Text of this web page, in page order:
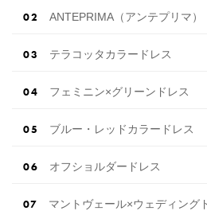
ANTEPRIMA（アンテプリマ）
テラコッタカラードレス
フェミニン×グリーンドレス
ブルー・レッドカラードレス
オフショルダードレス
マントヴェール×ウェディング